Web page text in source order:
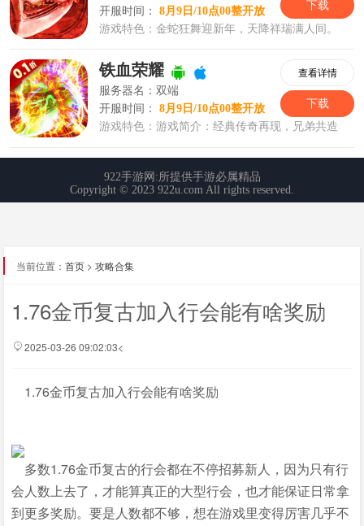
当前位置： 首页 > 攻略合集
1.76金币复古加入行会能有啥奖励
2025-03-26 09:02:03<
1.76金币复古加入行会能有啥奖励
多数1.76金币复古的行会都在不停招募新人，因为只有行
会人数上去了，才能算真正的大型行会，也才能保证日常拿
到更多奖励。要是人数都不够，想在游戏里变得厉害几乎不